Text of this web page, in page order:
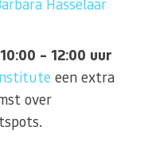
– 12:00 uur
een extra
over